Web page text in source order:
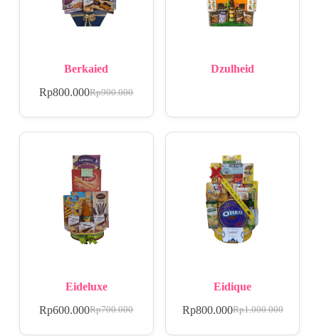
Berkaied
Rp900.000
Rp800.000
Dzulheid
Eideluxe
Rp700.000
Rp600.000
Eidique
Rp1.000.000
Rp800.000